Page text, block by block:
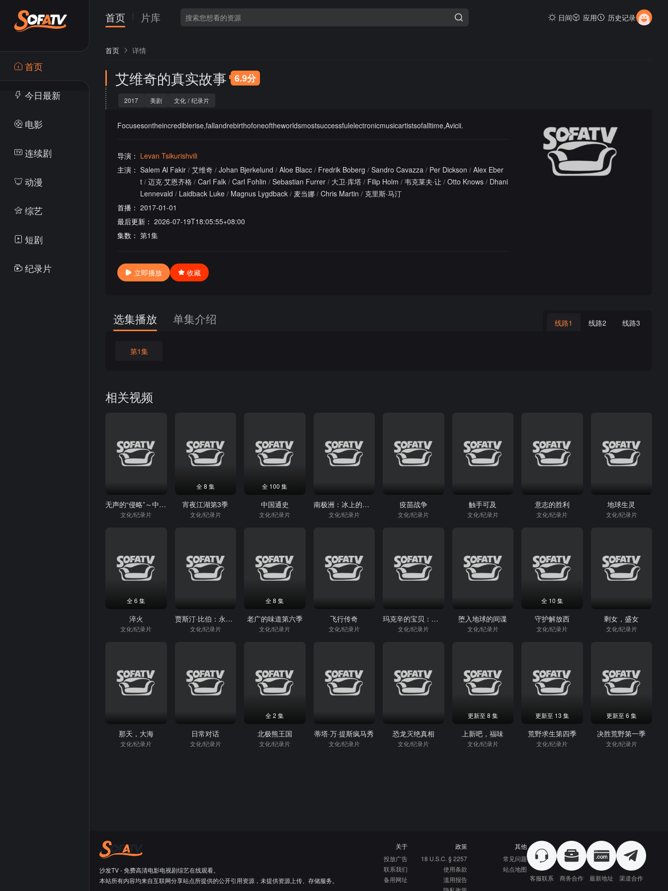
首页
今日最新
电影
连续剧
动漫
综艺
短剧
纪录片
首页 片库 日间 应用 历史记录
首页 详情
艾维奇的真实故事 6.9分
2017 美剧 文化 / 纪录片
Focusesontheincrediblerise,fallandrebirthofoneoftheworldsmostsuccessfulelectronicmusicartistsofalltime,Avicii.
导演： Levan Tsikurishvili
主演： Salem Al Fakir / 艾维奇 / Johan Bjerkelund / Aloe Blacc / Fredrik Boberg / Sandro Cavazza / Per Dickson / Alex Eber
t / 迈克·艾恩齐格 / Carl Falk / Carl Fohlin / Sebastian Furrer / 大卫·库塔 / Filip Holm / 韦克莱夫·让 / Otto Knows / Dhani
Lennevald / Laidback Luke / Magnus Lygdback / 麦当娜 / Chris Martin / 克里斯·马汀
首播： 2017-01-01
最后更新： 2026-07-19T18:05:55+08:00
集数： 第1集
立即播放 收藏
选集播放 单集介绍 线路1 线路2 线路3
第1集
相关视频
无声的“侵略”～中国移民冲击下的澳大利亚～
文化/纪录片
全 8 集
宵夜江湖第3季
文化/纪录片
全 100 集
中国通史
文化/纪录片
南极洲：冰上的一年
文化/纪录片
疫苗战争
文化/纪录片
触手可及
文化/纪录片
意志的胜利
文化/纪录片
地球生灵
文化/纪录片
全 6 集
淬火
文化/纪录片
贾斯汀·比伯：永不言败
文化/纪录片
全 8 集
老广的味道第六季
文化/纪录片
飞行传奇
文化/纪录片
玛克辛的宝贝：泰勒·派瑞的故事
文化/纪录片
堕入地球的间谍
文化/纪录片
全 10 集
守护解放西
文化/纪录片
剩女，盛女
文化/纪录片
那天，大海
文化/纪录片
日常对话
文化/纪录片
全 2 集
北极熊王国
文化/纪录片
蒂塔·万·提斯疯马秀
文化/纪录片
恐龙灭绝真相
文化/纪录片
更新至 8 集
上新吧，福味
文化/纪录片
更新至 13 集
荒野求生第四季
文化/纪录片
更新至 6 集
决胜荒野第一季
文化/纪录片
沙发TV - 免费高清电影电视剧综艺在线观看。
本站所有内容均来自互联网分享站点所提供的公开引用资源，未提供资源上传、存储服务。
关于
投放广告
联系我们
备用网址
政策
18 U.S.C. § 2257
使用条款
滥用报告
其他
常见问题
站点地图
客服联系
商务合作 最新地址 渠道合作